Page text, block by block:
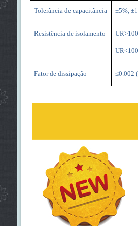
Tolerância de capacitância ±5%,
Resistência de isolamento
Fator de dissipação ≤0.002